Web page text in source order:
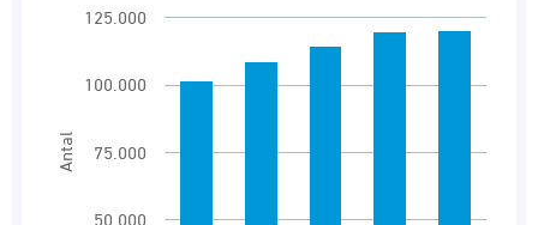
View as data table, Indsatser og støtte til
The chart has 1 X axis displaying categories.
The chart has 1 Y axis displaying Antal.
Antal
50.000
75.000
100.000
125.000